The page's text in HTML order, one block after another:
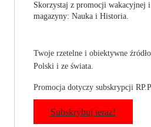
Skorzystaj z promocji wakacyjnej
magazyny: Nauka i Historia.
Twoje rzetelne i obiektywne
Polski i ze świata.
Promocja dotyczy subskrypcji
Subskrybuj teraz!